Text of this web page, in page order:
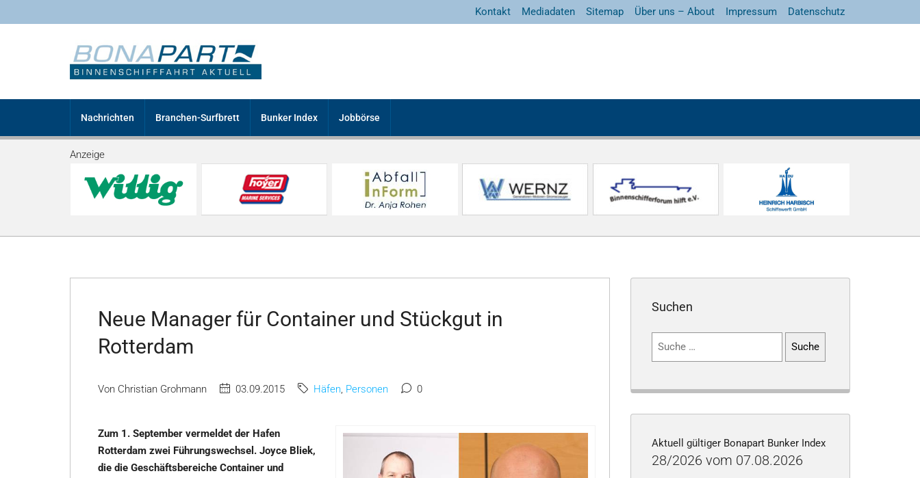
Kontakt Mediadaten Sitemap Über uns – About Impressum Datenschutz
Nachrichten Branchen-Surfbrett Bunker Index Jobbörse
Anzeige
Neue Manager für Container und Stückgut in
Rotterdam
Von Christian Grohmann 03.09.2015 Häfen, Personen 0
Zum 1. September vermeldet der Hafen
Rotterdam zwei Führungswechsel. Joyce Bliek,
die die Geschäftsbereiche Container und
Suchen
Suchen
Aktuell gültiger Bonapart Bunker Index
28/2026 vom 07.08.2026